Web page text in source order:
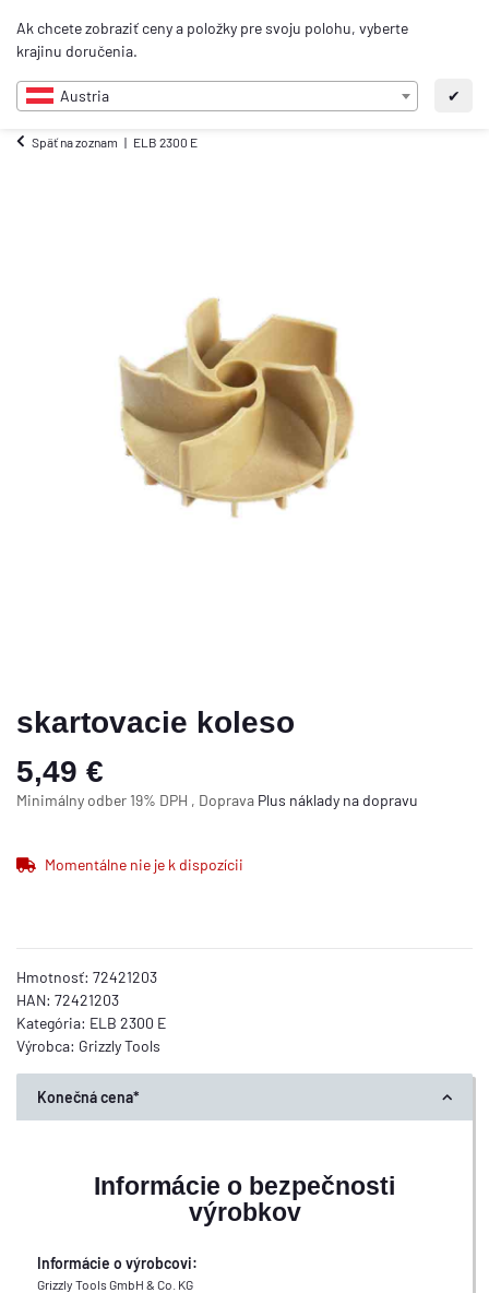
Ak chcete zobraziť ceny a položky pre svoju polohu, vyberte
krajinu doručenia.
Austria ✔
SK
Späť na zoznam ELB 2300 E
skartovacie koleso
5,49 €
Minimálny odber 19% DPH , Doprava Plus náklady na dopravu
Momentálne nie je k dispozícii
Hmotnosť: 72421203
HAN: 72421203
Kategória: ELB 2300 E
Výrobca: Grizzly Tools
Konečná cena*
Informácie o bezpečnosti
výrobkov
Informácie o výrobcovi:
Grizzly Tools GmbH & Co. KG